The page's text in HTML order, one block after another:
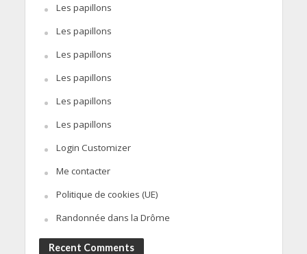
Les papillons
Les papillons
Les papillons
Les papillons
Les papillons
Les papillons
Login Customizer
Me contacter
Politique de cookies (UE)
Randonnée dans la Drôme
Recent Comments